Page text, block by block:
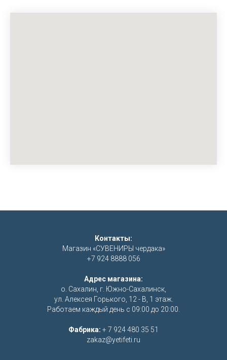
Контакты:
Магазин «СУВЕНИРЫ чердака»
+7 924 8888 056
Адрес магазина:
о. Сахалин, г. Южно-Сахалинск,
ул. Алексея Горького, 12 - В, 1 этаж.
Работаем каждый день с 09:00 до 20:00.
Фабрика: + 7 924 480 35 51
zakaz@yetifeti.ru